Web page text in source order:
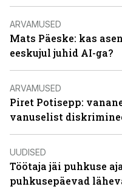
ARVAMUSED
Mats Päeske: kas
eeskujul juhid AI-ga?
ARVAMUSED
Piret Potisepp:
vanuselist
UUDISED
Töötaja jäi puhkuse
puhkusepäevad